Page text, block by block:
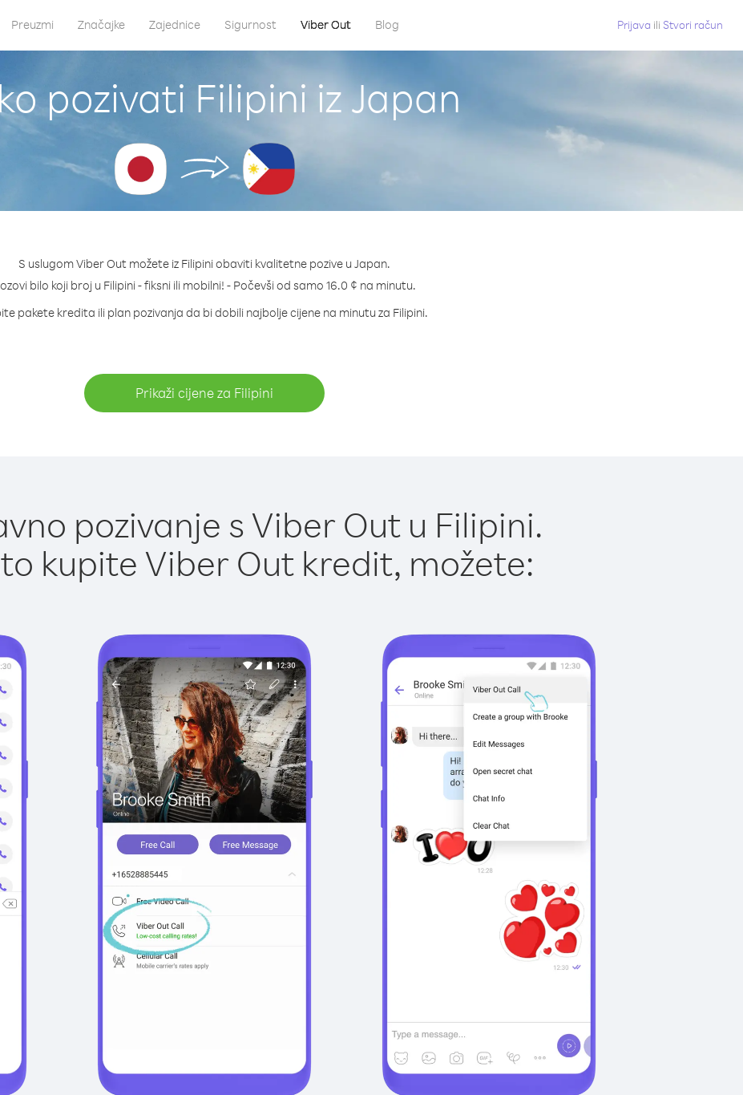
Preuzmi Značajke Zajednice Sigurnost Viber Out Blog Prijava ili Stvori račun
pozivati Filipini iz Japan
S uslugom Viber Out možete iz Filipini obaviti kvalitetne pozive u Japan.
bilo koji broj u Filipini - fiksni ili mobilni! - Počevši od samo 16.0 ¢ na minutu.
pakete kredita ili plan pozivanja da bi dobili najbolje cijene na minutu za Filipini.
Prikaži cijene za Filipini
pozivanje s Viber Out u Filipini.
kupite Viber Out kredit, možete: